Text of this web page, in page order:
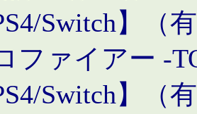
Switch】（
ファイアー -
Switch】（